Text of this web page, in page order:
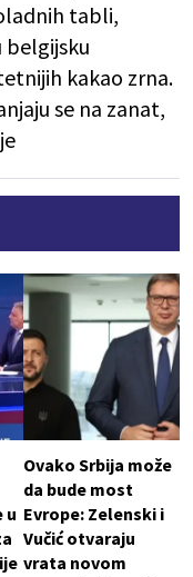
tabli,
belgijsku
kakao zrna.
se na zanat,
u
Ovako Srbija može
da bude most
Evrope: Zelenski i
Vučić otvaraju
vrata novom